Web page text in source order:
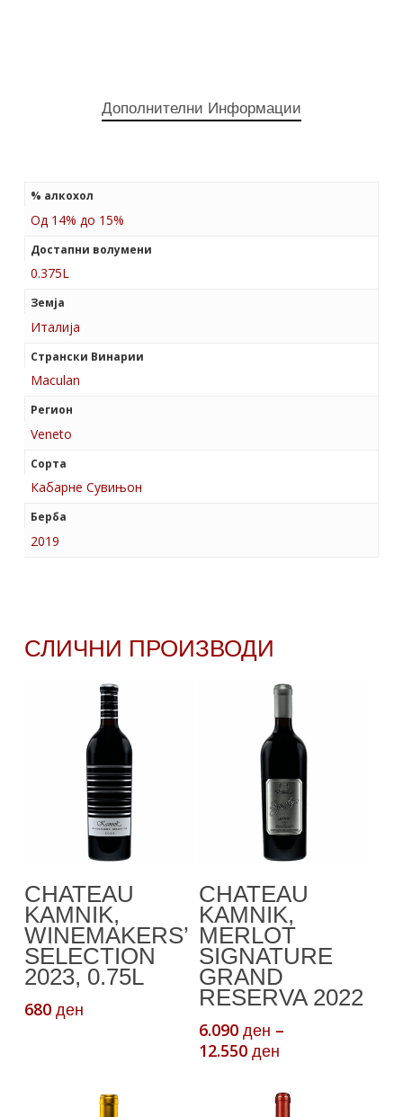
Дополнителни Информации
% алкохол
Од 14% до 15%
Достапни волумени
0.375L
Земја
Италија
Странски Винарии
Maculan
Регион
Veneto
Сорта
Кабарне Сувињон
Берба
2019
СЛИЧНИ ПРОИЗВОДИ
Кошничка
CHATEAU
KAMNIK,
WINEMAKERS’
SELECTION
2023, 0.75L
680 ден
product
has
multiple
variants.
The
may
be
CHATEAU
KAMNIK,
MERLOT
SIGNATURE
GRAND
RESERVA 2022
6.090ден –
12.550ден
6.090 ден
through